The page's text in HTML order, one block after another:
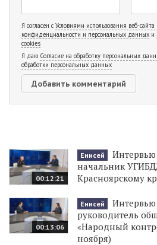
Я согласен с Условиями использования веб-
конфиденциальности и персональных данных и
cookies
Я даю Согласие на обработку персональных
обработки персональных данных
00:12:21
Енисей
начальник
Красноярскому
00:13:06
Енисей
руководитель
«Народный
ноября)